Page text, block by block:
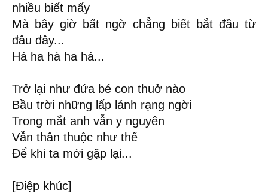
nhiều biết mấy
Mà bây giờ bất ngờ chẳng biết bắt đầu từ
đâu đây...
Há ha hà ha há...
Trở lại như đứa bé con thuở nào
Bầu trời những lấp lánh rạng ngời
Trong mắt anh vẫn y nguyên
Vẫn thân thuộc như thế
Để khi ta mới gặp lại...
[Điệp khúc]